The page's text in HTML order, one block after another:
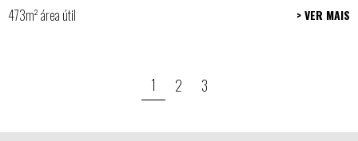
473m² área útil > VER MAIS
1 2 3